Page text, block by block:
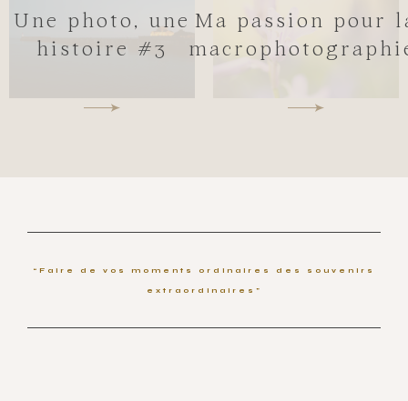
Une photo, une
histoire #3
Ma passion pour
“Faire de vos moments ordinaires des souvenirs
extraordinaires”